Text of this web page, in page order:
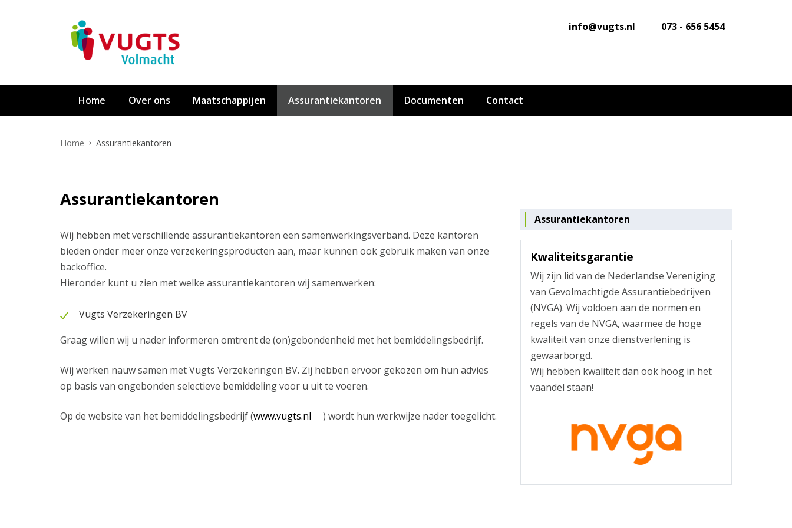
info@vugts.nl
073 - 656 5454
Home Over ons Maatschappijen Assurantiekantoren Documenten Contact
Home Assurantiekantoren
Assurantiekantoren
Wij hebben met verschillende assurantiekantoren een samenwerkingsverband. Deze kantoren
bieden onder meer onze verzekeringsproducten aan, maar kunnen ook gebruik maken van onze
backoffice.
Hieronder kunt u zien met welke assurantiekantoren wij samenwerken:
Vugts Verzekeringen BV
Graag willen wij u nader informeren omtrent de (on)gebondenheid met het bemiddelingsbedrijf.
Wij werken nauw samen met Vugts Verzekeringen BV. Zij hebben ervoor gekozen om hun advies
op basis van ongebonden selectieve bemiddeling voor u uit te voeren.
Op de website van het bemiddelingsbedrijf (www.vugts.nl ) wordt hun werkwijze nader toegelicht.
Assurantiekantoren
Kwaliteitsgarantie
Wij zijn lid van de Nederlandse Vereniging
van Gevolmachtigde Assurantiebedrijven
(NVGA). Wij voldoen aan de normen en
regels van de NVGA, waarmee de hoge
kwaliteit van onze dienstverlening is
gewaarborgd.
Wij hebben kwaliteit dan ook hoog in het
vaandel staan!